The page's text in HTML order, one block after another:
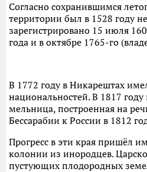
Согласно сохранившимся
территории был в 1528 году
зарегистрировано 15 июля
года и в октябре 1765-го
В 1772 году в Никарештах
национальностей. В 1817
мельница, построенная на
Бессарабии к России в 1812
Прогресс в эти края пришёл
колонии из инородцев.
пустующих плодородных